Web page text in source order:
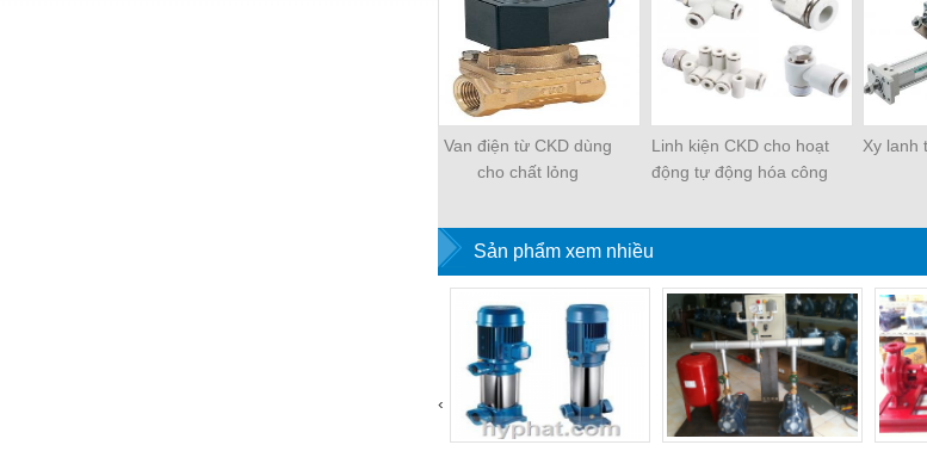
Van điện từ CKD dùng
cho chất lỏng
Linh kiện CKD cho hoạt
động tự động hóa công
Xy lanh
Sản phẩm xem nhiều
‹